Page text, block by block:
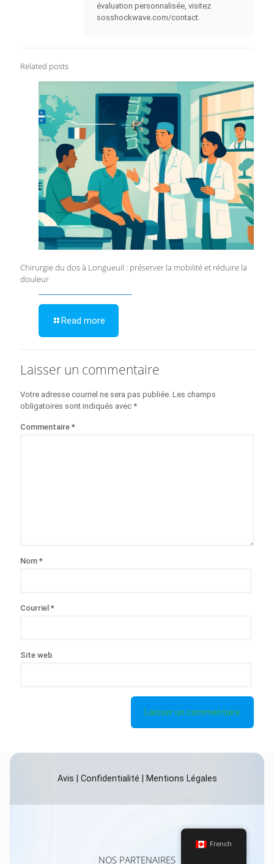
évaluation personnalisée, visitez
sosshockwave.com/contact.
Related posts
Chirurgie du dos à Longueuil : préserver la mobilité et réduire la
douleur
Read more
Laisser un commentaire
Votre adresse courriel ne sera pas publiée. Les champs
obligatoires sont indiqués avec *
Commentaire *
Nom *
Courriel *
Site web
Avis Confidentialité Mentions Légales
NOS PARTENAIRES
French